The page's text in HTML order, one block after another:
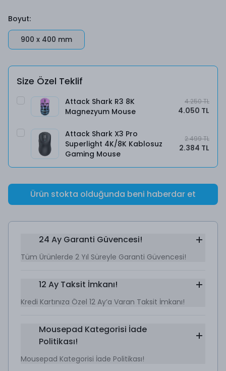
Boyut:
900 x 400 mm
Size Özel Teklif
Attack Shark R3 8K
Magnezyum Mouse
4.250 TL
4.050 TL
Attack Shark X3 Pro
Superlight 4K/8K Kablosuz
Gaming Mouse
2.499 TL
2.384 TL
Ürün stokta olduğunda beni haberdar et
24 Ay Garanti Güvencesi!
Tüm Ürünlerde 2 Yıl Süreyle Garanti Güvencesi!
12 Ay Taksit İmkanı!
Kredi Kartınıza Özel 12 Ay’a Varan Taksit İmkanı!
Mousepad Kategorisi İade
Politikası!
Mousepad Kategorisi İade Politikası!